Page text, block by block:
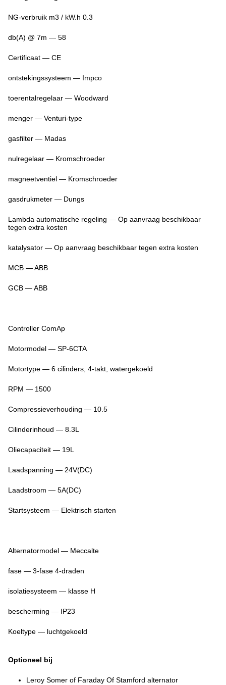
NG-verbruik m3 / kW.h 0.3
db(A) @ 7m — 58
Certificaat — CE
ontstekingssysteem — Impco
toerentalregelaar — Woodward
menger — Venturi-type
gasfilter — Madas
nulregelaar — Kromschroeder
magneetventiel — Kromschroeder
gasdrukmeter — Dungs
Lambda automatische regeling — Op aanvraag beschikbaar
tegen extra kosten
katalysator — Op aanvraag beschikbaar tegen extra kosten
MCB — ABB
GCB — ABB
Controller ComAp
Motormodel — SP-6CTA
Motortype — 6 cilinders, 4-takt, watergekoeld
RPM — 1500
Compressieverhouding — 10.5
Cilinderinhoud — 8.3L
Oliecapaciteit — 19L
Laadspanning — 24V(DC)
Laadstroom — 5A(DC)
Startsysteem — Elektrisch starten
Alternatormodel — Meccalte
fase — 3-fase 4-draden
isolatiesysteem — klasse H
bescherming — IP23
Koeltype — luchtgekoeld
Optioneel bij
Leroy Somer of Faraday Of Stamford alternator